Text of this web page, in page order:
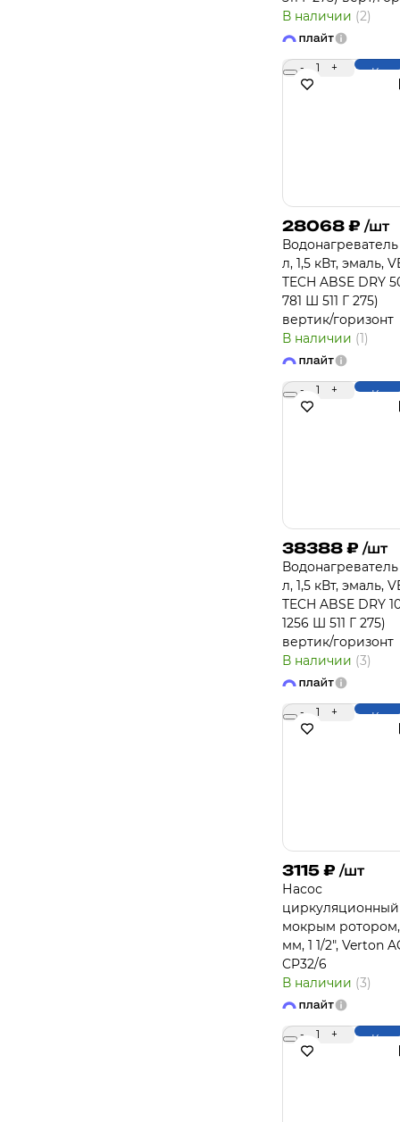
В наличии (2)
- 1 +
28068 ₽ /шт
л, 1,5 кВт, эмаль,
TECH ABSE DRY
781 Ш 511 Г 275)
вертик/горизонт
В наличии (1)
- 1 +
38388 ₽ /шт
Водонагреватель
л, 1,5 кВт, эмаль,
TECH ABSE DRY
1256 Ш 511 Г 275)
вертик/горизонт
В наличии (3)
- 1 +
3115 ₽ /шт
Насос
мокрым ротором,
мм, 1 1/2", Verton
CP32/6
В наличии (3)
- 1 +